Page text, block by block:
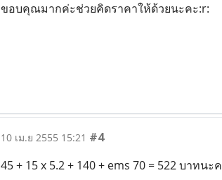
ขอบคุณมากค่ะช่วยคิดราคาให้ด้วยนะคะ:r:
10 เม.ย 2555 15:21 #4
45 + 15 x 5.2 + 140 + ems 70 = 522 บาทนะ